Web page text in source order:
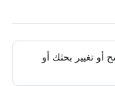
أو تغيير بحثك أو